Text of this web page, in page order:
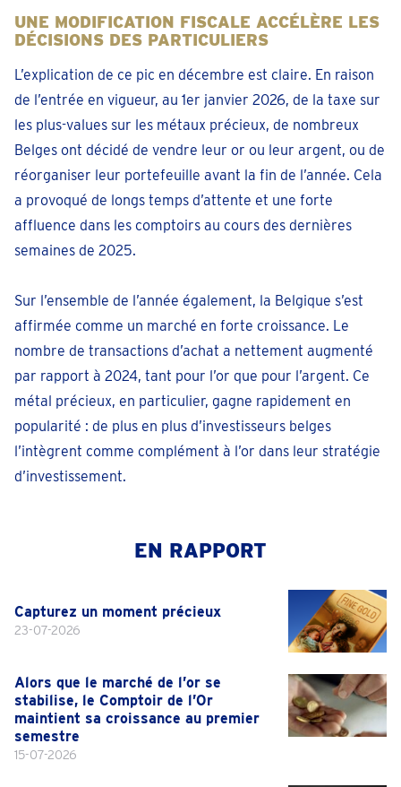
UNE MODIFICATION FISCALE ACCÉLÈRE LES
DÉCISIONS DES PARTICULIERS
L’explication de ce pic en décembre est claire. En raison
de l’entrée en vigueur, au 1er janvier 2026, de la taxe sur
les plus-values sur les métaux précieux, de nombreux
Belges ont décidé de vendre leur or ou leur argent, ou de
réorganiser leur portefeuille avant la fin de l’année. Cela
a provoqué de longs temps d’attente et une forte
affluence dans les comptoirs au cours des dernières
semaines de 2025.
Sur l’ensemble de l’année également, la Belgique s’est
affirmée comme un marché en forte croissance. Le
nombre de transactions d’achat a nettement augmenté
par rapport à 2024, tant pour l’or que pour l’argent. Ce
métal précieux, en particulier, gagne rapidement en
popularité : de plus en plus d’investisseurs belges
l’intègrent comme complément à l’or dans leur stratégie
d’investissement.
EN RAPPORT
Capturez un moment précieux
23-07-2026
Alors que le marché de l’or se
stabilise, le Comptoir de l’Or
maintient sa croissance au premier
semestre
15-07-2026